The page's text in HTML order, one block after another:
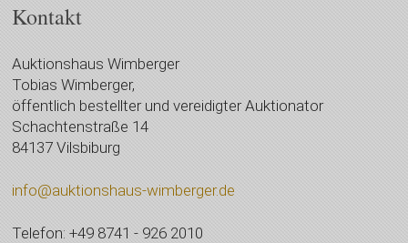
Kontakt
Auktionshaus Wimberger
Tobias Wimberger,
öffentlich bestellter und vereidigter Auktionator
Schachtenstraße 14
84137 Vilsbiburg
info@auktionshaus-wimberger.de
Telefon: +49 8741 - 926 2010